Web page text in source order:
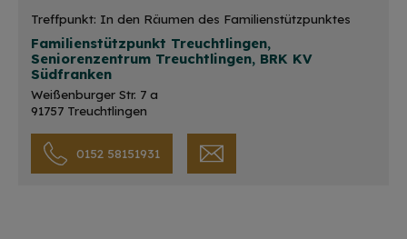
Treffpunkt: In den Räumen des Familienstützpunktes
Familienstützpunkt Treuchtlingen,
Seniorenzentrum Treuchtlingen, BRK KV
Südfranken
Weißenburger Str. 7 a
91757 Treuchtlingen
0152 58151931